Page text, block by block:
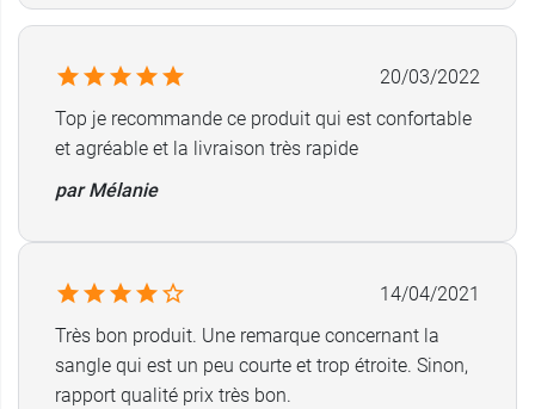
20/03/2022
Top je recommande ce produit qui est confortable
et agréable et la livraison très rapide
par Mélanie
14/04/2021
Très bon produit. Une remarque concernant la
sangle qui est un peu courte et trop étroite. Sinon,
rapport qualité prix très bon.